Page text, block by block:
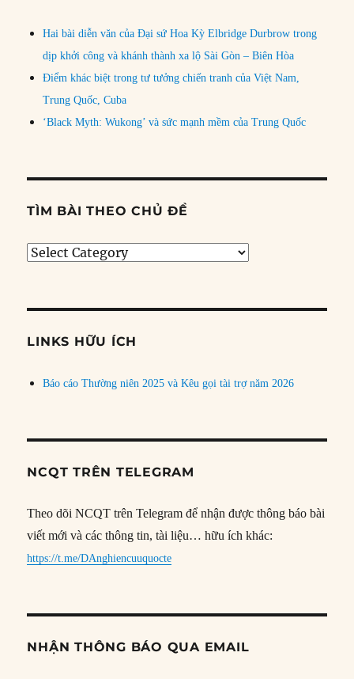
Hai bài diễn văn của Đại sứ Hoa Kỳ Elbridge Durbrow trong
dịp khởi công và khánh thành xa lộ Sài Gòn – Biên Hòa
Điểm khác biệt trong tư tưởng chiến tranh của Việt Nam,
Trung Quốc, Cuba
‘Black Myth: Wukong’ và sức mạnh mềm của Trung Quốc
TÌM BÀI THEO CHỦ ĐỀ
Tìm
đề
LINKS HỮU ÍCH
Báo cáo Thường niên 2025 và Kêu gọi tài trợ năm 2026
NCQT TRÊN TELEGRAM
Theo dõi NCQT trên Telegram để nhận được thông báo bài
viết mới và các thông tin, tài liệu… hữu ích khác:
https://t.me/DAnghiencuuquocte
NHẬN THÔNG BÁO QUA EMAIL